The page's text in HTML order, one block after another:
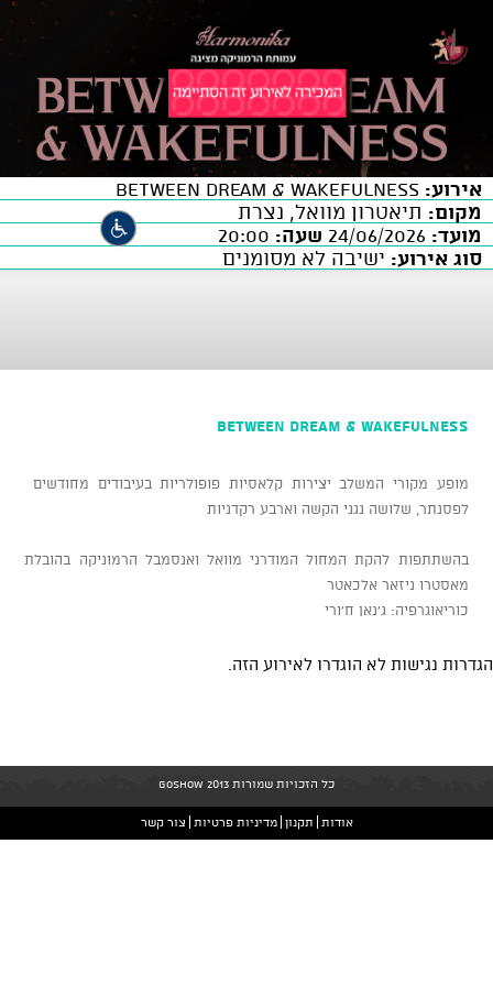
אירוע:
מקום: תיאטרון מוואל, נצרת
מועד:
שעה:
סוג אירוע: ישיבה לא מסומנים
BETWEEN DREAM & WAKEFULNESS
מופע מקורי המשלב יצירות קלאסיות פופולריות בעיבודים מחודשים
לפסנתר, שלושה נגני הקשה וארבע רקדניות
בהשתתפות להקת המחול המודרני מוואל ואנסמבל הרמוניקה בהובלת
מאסטרו ניזאר אלכאטר
כוריאוגרפיה: ג'נאן ח'ורי
הגדרות נגישות לא הוגדרו לאירוע הזה.
כל הזכויות שמורות GoShow 2013
אודות תקנון מדיניות פרטיות צור קשר